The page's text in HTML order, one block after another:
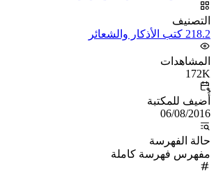
التصنيف
218.2 كتب الأذكار والشعائر
المشاهدات
172K
أُضيف للمكتبة
06/08/2016
حالة الفهرسة
مفهرس فهرسة كاملة